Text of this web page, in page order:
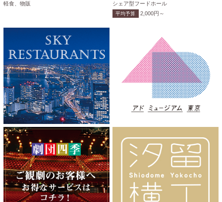
軽食、物販 シェア型フードホール
平均予算 2,000円～